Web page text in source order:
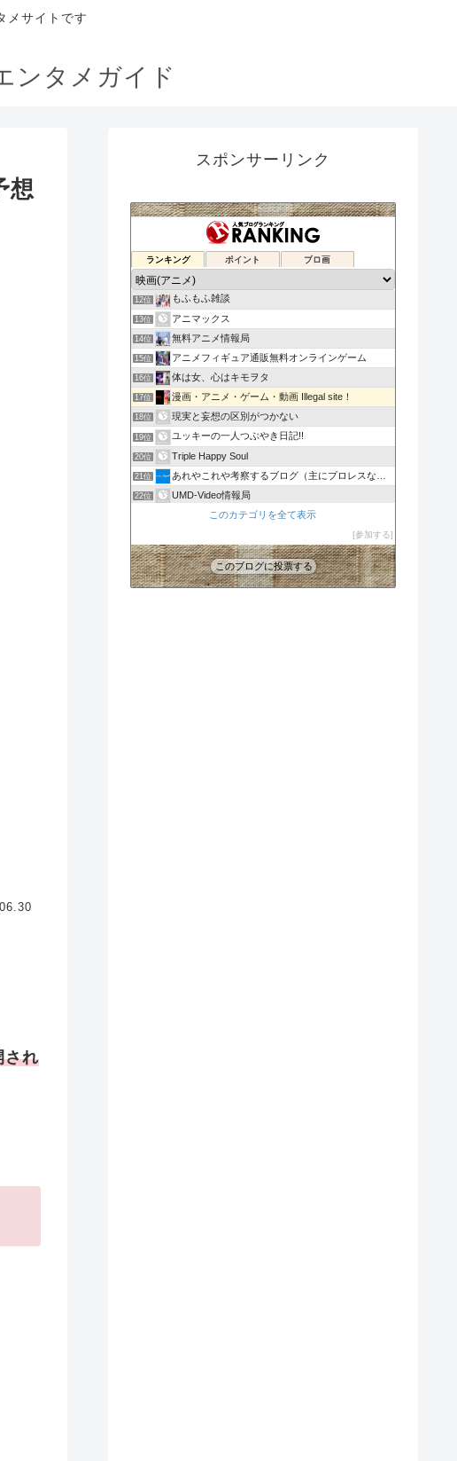
メサイトです
ンタメガイド
想
され
スポンサーリンク
ランキング ポイント ブロ画
10位 ダソヌ バド
11位 無料動画コンプ
12位 もふもふ雑談
13位 アニマックス
14位 無料アニメ情報局
15位 アニメフィギュア通販無料オンラインゲーム
16位 体は女、心はキモヲタ
17位 漫画・アニメ・ゲーム・動画 Illegal site！
18位 現実と妄想の区別がつかない
19位 ユッキーの一人つぶやき日記!!
20位 Triple Happy Soul
21位 あれやこれや考察するブログ（主にプロレスなどなど）
22位 UMD-Video情報局
やすっちの日記帳
このカテゴリを全て表示
参加する
このブログに投票する